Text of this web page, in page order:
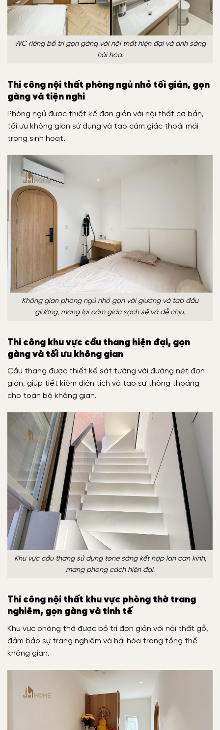
WC riêng bố trí gọn gàng với nội thất hiện đại và ánh sáng
hài hòa.
Thi công nội thất phòng ngủ nhỏ tối giản, gọn
gàng và tiện nghi
Phòng ngủ được thiết kế đơn giản với nội thất cơ bản,
tối ưu không gian sử dụng và tạo cảm giác thoải mái
trong sinh hoạt.
Không gian phòng ngủ nhỏ gọn với giường và tab đầu
giường, mang lại cảm giác sạch sẽ và dễ chịu.
Thi công khu vực cầu thang hiện đại, gọn
gàng và tối ưu không gian
Cầu thang được thiết kế sát tường với đường nét đơn
giản, giúp tiết kiệm diện tích và tạo sự thông thoáng
cho toàn bộ không gian.
Khu vực cầu thang sử dụng tone sáng kết hợp lan can kính,
mang phong cách hiện đại.
Thi công nội thất khu vực phòng thờ trang
nghiêm, gọn gàng và tinh tế
Khu vực phòng thờ được bố trí đơn giản với nội thất gỗ,
đảm bảo sự trang nghiêm và hài hòa trong tổng thể
không gian.